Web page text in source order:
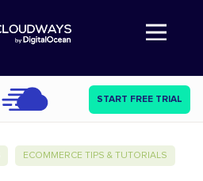
Abre a navegação
START FREE TRIAL
ECOMMERCE TIPS & TUTORIALS